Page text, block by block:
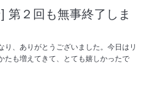
第２回も無事終了しま
り、ありがとうございました。今日はリ
たも増えてきて、とても嬉しかったで